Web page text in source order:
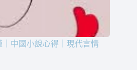
｜中國小說心得｜現代言情